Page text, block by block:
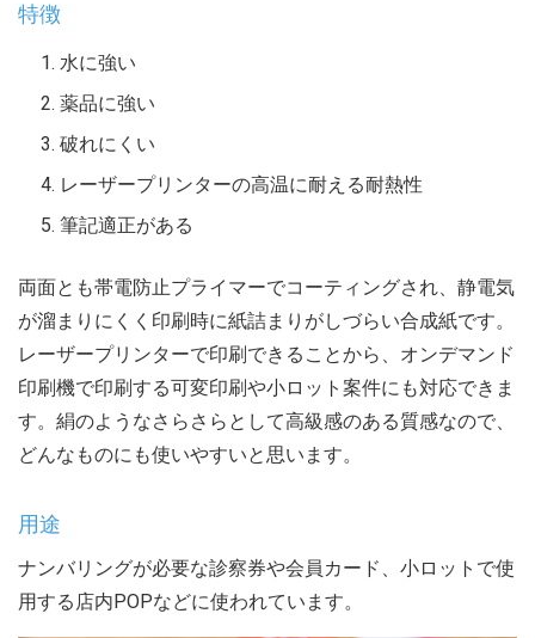
特徴
水に強い
薬品に強い
破れにくい
レーザープリンターの高温に耐える耐熱性
筆記適正がある
両面とも帯電防止プライマーでコーティングされ、静電気
が溜まりにくく印刷時に紙詰まりがしづらい合成紙です。
レーザープリンターで印刷できることから、オンデマンド
印刷機で印刷する可変印刷や小ロット案件にも対応できま
す。絹のようなさらさらとして高級感のある質感なので、
どんなものにも使いやすいと思います。
用途
ナンバリングが必要な診察券や会員カード、小ロットで使
用する店内POPなどに使われています。